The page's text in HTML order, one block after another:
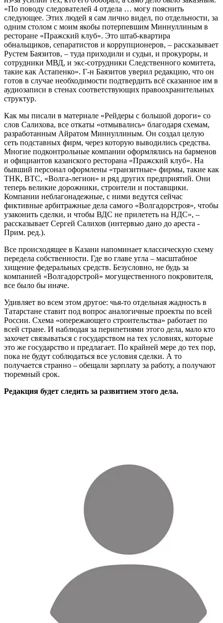
«По поводу следователей 4 отдела … могу пояснить
следующее. Этих людей я сам лично видел, по отдельности, за
одним столом с моим якобы потерпевшим Миннуллиным в
ресторане «Пражский клуб». Это штаб-квартира
обнальщиков, сепаратистов и коррупционеров, – рассказывает
Рустем Баязитов, – туда приходили и судьи, и прокуроры, и
сотрудники МВД, и экс-сотрудники Следственного комитета,
такие как Астапенко». Г-н Баязитов уверил редакцию, что он
готов в случае необходимости подтвердить всё сказанное им в
аудиозаписи в стенах соответствующих правоохранительных
структур.
Как мы писали в материале «Рейдеры с большой дороги» со
слов Салихова, все откаты «отмывались» благодаря схемам,
разработанным Айратом Миннуллиным. Он создал целую
сеть подставных фирм, через которую выводились средства.
Многие подконтрольные компании оформлялись на барменов
и официантов казанского ресторана «Пражский клуб». На
бывший персонал оформлены «транзитные» фирмы, такие как
ТНК, ВТС, «Волга-легион» и ряд других предприятий. Они
теперь великие дорожники, строители и поставщики.
Компании неблагонадежные, с ними ведутся сейчас
фиктивные арбитражные дела самого «Волгадорстроя», чтобы
узаконить сделки, и чтобы ВДС не прилететь на НДС», –
рассказывает Сергей Салихов (интервью дано до ареста -
Прим. ред.).
Все происходящее в Казани напоминает классическую схему
передела собственности. Где во главе угла – масштабное
хищение федеральных средств. Безусловно, не будь за
компанией «Волгадорстрой» могущественного покровителя,
все было бы иначе.
Удивляет во всем этом другое: чья-то отдельная жадность в
Татарстане ставит под вопрос аналогичные проекты по всей
России. Схема «опережающего строительства» работает по
всей стране. И наблюдая за перипетиями этого дела, мало кто
захочет связываться с государством на тех условиях, которые
это же государство и предлагает. По крайней мере до тех пор,
пока не будут соблюдаться все условия сделки. А то
получается странно – обещали зарплату за работу, а получают
тюремный срок.
Редакция будет следить за развитием этого дела.